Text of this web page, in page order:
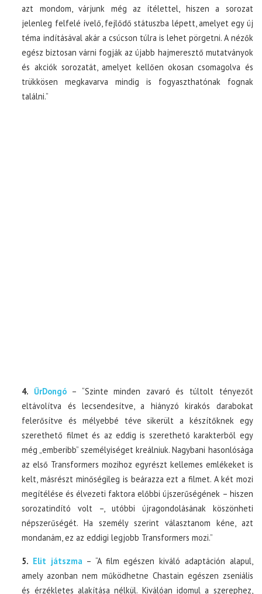
azt mondom, várjunk még az ítélettel, hiszen a sorozat
jelenleg felfelé ívelő, fejlődő státuszba lépett, amelyet egy új
téma indításával akár a csúcson túlra is lehet pörgetni. A nézők
egész biztosan várni fogják az újabb hajmeresztő mutatványok
és akciók sorozatát, amelyet kellően okosan csomagolva és
trükkösen megkavarva mindig is fogyaszthatónak fognak
találni.”
4. ŰrDongó– “Szinte minden zavaró és túltolt tényezőt
eltávolítva és lecsendesítve, a hiányzó kirakós darabokat
felerősítve és mélyebbé téve sikerült a készítőknek egy
szerethető filmet és az eddig is szerethető karakterből egy
még „emberibb” személyiséget kreálniuk. Nagybani hasonlósága
az első Transformers mozihoz egyrészt kellemes emlékeket is
kelt, másrészt minőségileg is beárazza ezt a filmet. A két mozi
megítélése és élvezeti faktora előbbi újszerűségének – hiszen
sorozatindító volt –, utóbbi újragondolásának köszönheti
népszerűségét. Ha személy szerint választanom kéne, azt
mondanám, ez az eddigi legjobb Transformers mozi.”
5. Elit játszma – “A film egészen kiváló adaptáción alapul,
amely azonban nem működhetne Chastain egészen zseniális
és érzékletes alakítása nélkül. Kiválóan idomul a szerephez,